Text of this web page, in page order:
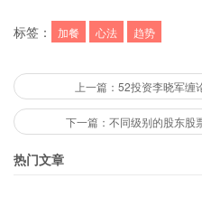
标签： 加餐 心法 趋势
上一篇：52投资李晓军
下一篇：不同级别的股东股
热门文章